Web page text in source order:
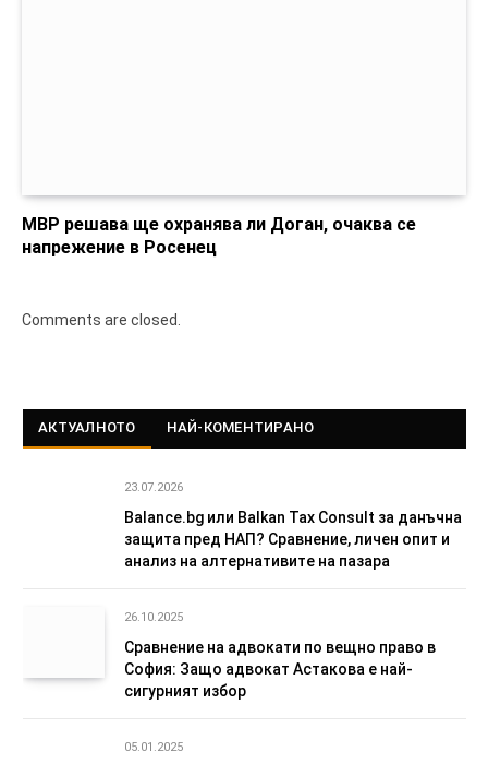
МВР решава ще охранява ли Доган, очаква се
напрежение в Росенец
Comments are closed.
АКТУАЛНОТО НАЙ-КОМЕНТИРАНО
23.07.2026
Balance.bg или Balkan Tax Consult за данъчна
защита пред НАП? Сравнение, личен опит и
анализ на алтернативите на пазара
26.10.2025
Сравнение на адвокати по вещно право в
София: Защо адвокат Астакова е най-
сигурният избор
05.01.2025